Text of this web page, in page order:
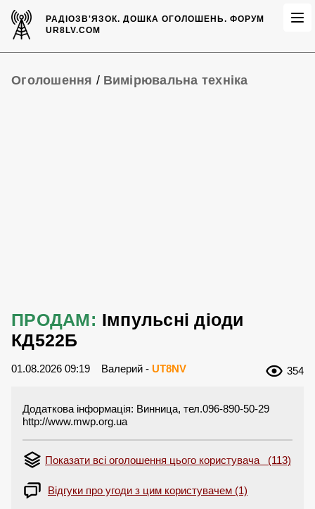
РАДІОЗВ'ЯЗОК.ДОШКА ОГОЛОШЕНЬ. ФОРУМ
UR8LV.COM
Оголошення / Вимірювальна техніка
ПРОДАМ: Імпульсні діоди
КД522Б
01.08.2026 09:19 Валерий - UT8NV 354
Додаткова інформація: Винница, тел.096-890-50-29
http://www.mwp.org.ua
Показати всі оголошення цього користувача (113)
Відгуки про угоди з цим користувачем (1)